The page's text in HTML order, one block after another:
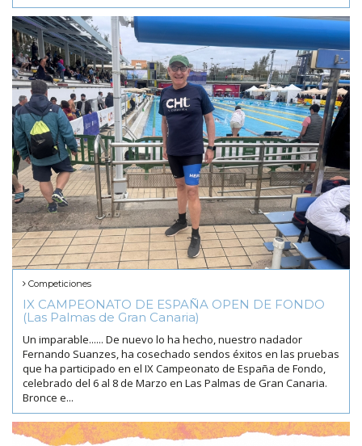
Competiciones
IX CAMPEONATO DE ESPAÑA OPEN DE FONDO
(Las Palmas de Gran Canaria)
Un imparable...... De nuevo lo ha hecho, nuestro nadador
Fernando Suanzes, ha cosechado sendos éxitos en las pruebas
que ha participado en el IX Campeonato de España de Fondo,
celebrado del 6 al 8 de Marzo en Las Palmas de Gran Canaria.
Bronce e...